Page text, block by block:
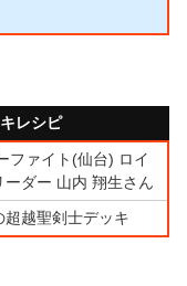
レシピ
ファイト(仙台) ロイ
ダー 山内 翔生さん
超越聖剣士デッキ